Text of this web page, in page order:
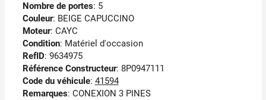
Nombre de portes: 5
Couleur: BEIGE CAPUCCINO
Moteur: CAYC
Condition: Matériel d'occasion
RefID: 9634975
Référence Constructeur: 8P0947111
Code du véhicule: 41594
Remarques: CONEXION 3 PINES